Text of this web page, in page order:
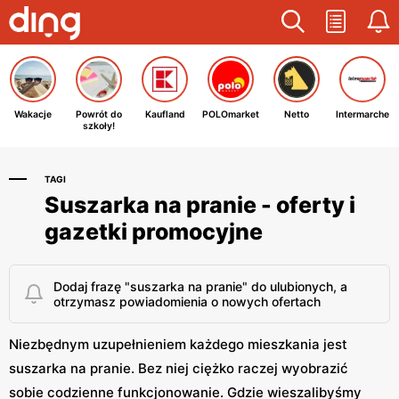
Wakacje
Powrót do
szkoły!
Kaufland POLOmarket Netto Intermarche
TAGI
Suszarka na pranie - oferty i
gazetki promocyjne
Dodaj frazę "suszarka na pranie" do ulubionych, a
otrzymasz powiadomienia o nowych ofertach
Niezbędnym uzupełnieniem każdego mieszkania jest
suszarka na pranie. Bez niej ciężko raczej wyobrazić
sobie codzienne funkcjonowanie. Gdzie wieszalibyśmy